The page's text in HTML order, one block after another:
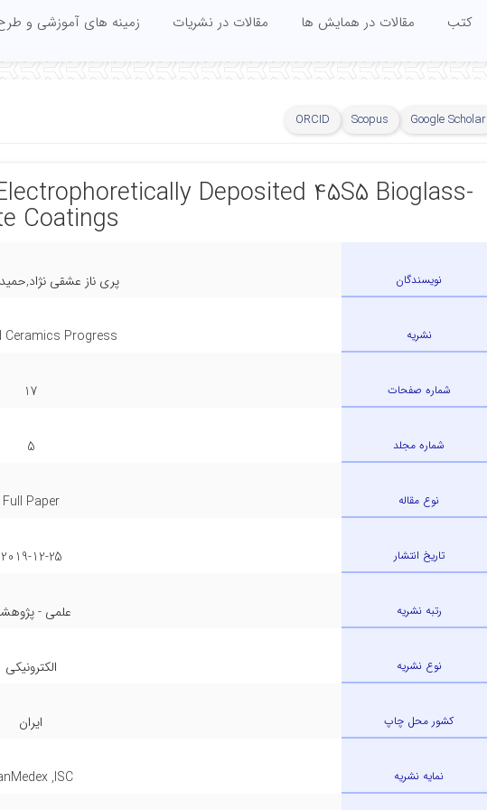
کتب مقالات در همایش ها مقالات در نشریات زمینه های آموزشی و
Google Scholar
Scopus
ORCID
Deposited 45S5 Bioglass-
Coatings
نویسندگان پری ناز عشقی
نشریه Ceramics Progress
شماره صفحات 17
شماره مجلد 5
نوع مقاله Full Paper
تاریخ انتشار 2019-12-25
رتبه نشریه علمی -
نوع نشریه الکترونیکی
کشور محل چاپ ایران
نمایه نشریه ,ISC